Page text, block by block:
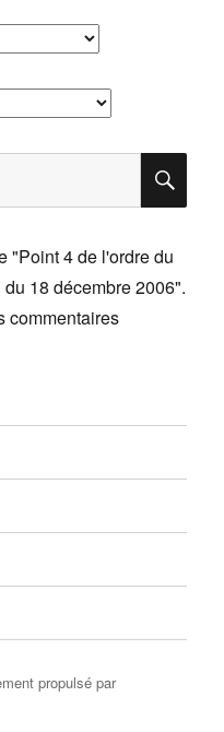
"Point 4 de l'ordre du
18 décembre 2006".
commentaires
propulsé par